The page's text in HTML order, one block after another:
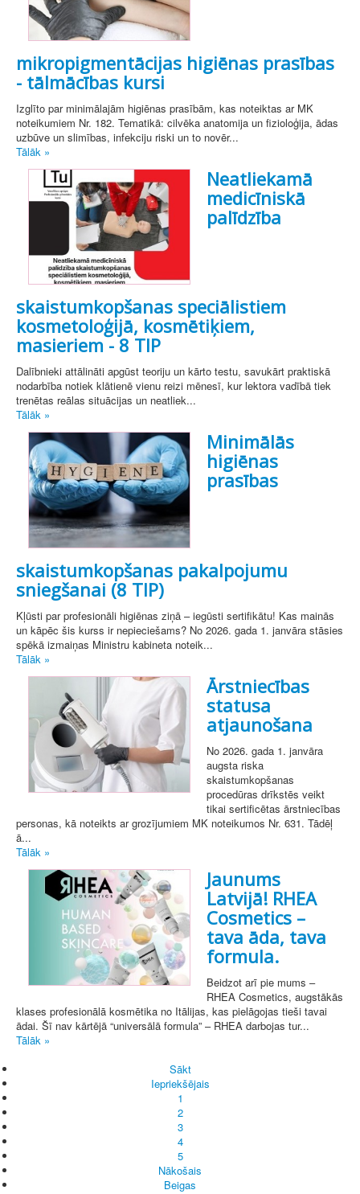
mikropigmentācijas higiēnas prasības
- tālmācības kursi
Izglīto par minimālajām higiēnas prasībām, kas noteiktas ar MK
noteikumiem Nr. 182. Tematikā: cilvēka anatomija un fizioloģija, ādas
uzbūve un slimības, infekciju riski un to novēr...
Tālāk »
Neatliekamā
medicīniskā
palīdzība
skaistumkopšanas speciālistiem
kosmetoloģijā, kosmētiķiem,
masieriem - 8 TIP
Dalībnieki attālināti apgūst teoriju un kārto testu, savukārt praktiskā
nodarbība notiek klātienē vienu reizi mēnesī, kur lektora vadībā tiek
trenētas reālas situācijas un neatliek...
Tālāk »
Minimālās
higiēnas
prasības
skaistumkopšanas pakalpojumu
sniegšanai (8 TIP)
Kļūsti par profesionāli higiēnas ziņā – iegūsti sertifikātu! Kas mainās
un kāpēc šis kurss ir nepieciešams? No 2026. gada 1. janvāra stāsies
spēkā izmaiņas Ministru kabineta noteik...
Tālāk »
Ārstniecības
statusa
atjaunošana
No 2026. gada 1. janvāra
augsta riska
skaistumkopšanas
procedūras drīkstēs veikt
tikai sertificētas ārstniecības
personas, kā noteikts ar grozījumiem MK noteikumos Nr. 631. Tādēļ
ā...
Tālāk »
Jaunums
Latvijā! RHEA
Cosmetics –
tava āda, tava
formula.
Beidzot arī pie mums –
RHEA Cosmetics, augstākās
klases profesionālā kosmētika no Itālijas, kas pielāgojas tieši tavai
ādai. Šī nav kārtējā “universālā formula” – RHEA darbojas tur...
Tālāk »
Sākt
Iepriekšējais
1
2
3
4
5
Nākošais
Beigas